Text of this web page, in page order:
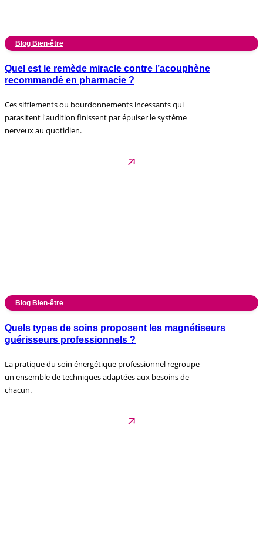
Blog Bien-être
Quel est le remède miracle contre l’acouphène
recommandé en pharmacie ?
Ces sifflements ou bourdonnements incessants qui
parasitent l'audition finissent par épuiser le système
nerveux au quotidien.
Blog Bien-être
Quels types de soins proposent les magnétiseurs
guérisseurs professionnels ?
La pratique du soin énergétique professionnel regroupe
un ensemble de techniques adaptées aux besoins de
chacun.